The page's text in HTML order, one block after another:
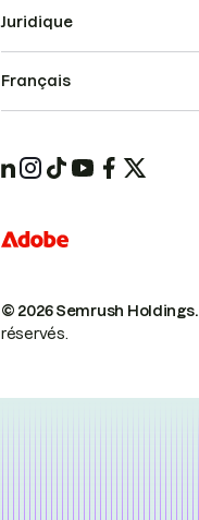
© 2026 Semrush Holdings.
réservés.
Juridique
Français